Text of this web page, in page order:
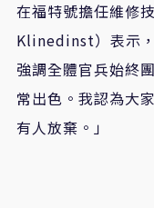
在福特號擔任維修
Klinedinst）表示
強調全體官兵始終
常出色。我認為大
有人放棄。」